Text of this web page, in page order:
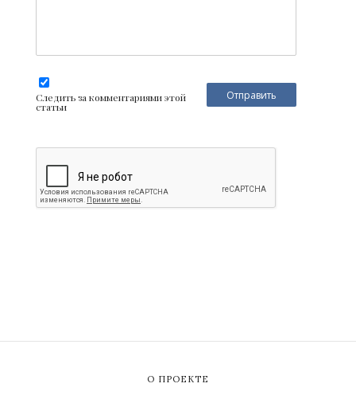
Следить за комментариями этой
статьи
О ПРОЕКТЕ